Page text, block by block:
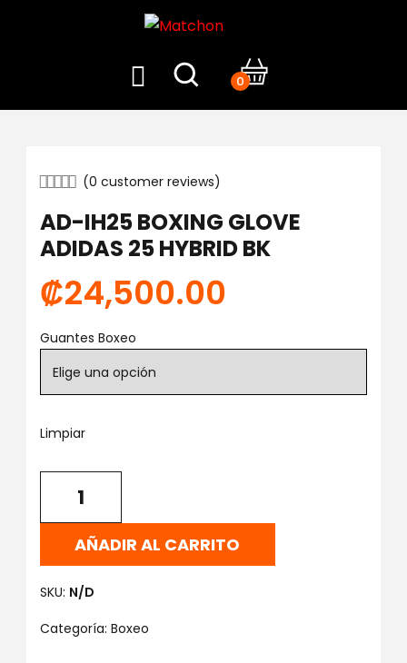
0
(0 customer reviews)
AD-IH25 BOXING GLOVE
ADIDAS 25 HYBRID BK
₡24,500.00
Guantes Boxeo
Limpiar
AÑADIR AL CARRITO
SKU: N/D
Categoría: Boxeo